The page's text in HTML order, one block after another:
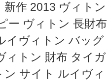
新作 2013 ヴィト
ー ヴィトン 長財
イヴィトン バッ
ィトン 財布 タイ
ン サイト ルイヴ